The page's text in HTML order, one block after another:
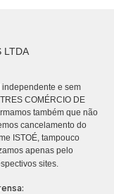
LTDA
independente e sem
COMÉRCIO DE
também que não
cancelamento do
ISTOÉ, tampouco
apenas pelo
sites.